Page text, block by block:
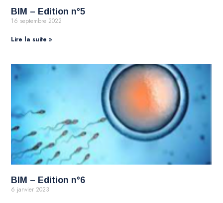
BIM – Edition n°5
16 septembre 2022
Lire la suite »
BIM – Edition n°6
6 janvier 2023